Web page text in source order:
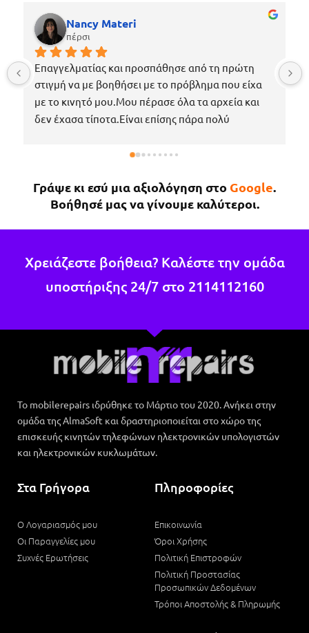
Nancy Materi
πέρσι
Επαγγελματίας και προσπάθησε από τη πρώτη
στιγμή να με βοηθήσει με το πρόβλημα που είχα
με το κινητό μου.Μου πέρασε όλα τα αρχεία και
δεν έχασα τίποτα.Είναι επίσης πάρα πολύ
να πάρω το κινητό μου το νωρίτερο δυνατόν
κάτι άλλο θα επιστρέψω σίγουρα.
Γράψε κι εσύ μια αξιολόγηση στο Google.
Βοήθησέ μας να γίνουμε καλύτεροι.
Χρειάζεστε βοήθεια? Καλέστε την ομάδα
υποστήριξης 24/7 στο 2114112160
Το mobilerepairs ιδρύθηκε το Μάρτιο του 2020. Ανήκει στην
ομάδα της AlmaSoft και δραστηριοποιείται στο χώρο της
επισκευής κινητών τηλεφώνων ηλεκτρονικών υπολογιστών
και ηλεκτρονικών κυκλωμάτων.
Στα Γρήγορα
Ο Λογαριασμός μου
Οι Παραγγελίες μου
Συχνές Ερωτήσεις
Πληροφορίες
Επικοινωνία
Όροι Χρήσης
Πολιτική Επιστροφών
Πολιτική Προστασίας
Προσωπικών Δεδομένων
Τρόποι Αποστολής & Πληρωμής